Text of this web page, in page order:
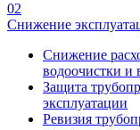
02
Снижение
Снижение
водоочистки и
Защита
эксплуатации
Ревизия